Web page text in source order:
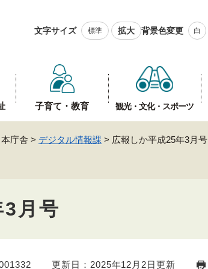
文字サイズ 標準 拡大 背景色変更 白
子育て・教育 観光・文化・スポーツ
本庁舎 > デジタル情報課 > 広報しか平成25年3月号
月号
更新日：2025年12月2日更新